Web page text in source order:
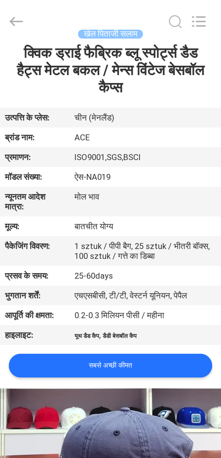
हमारे
बारे
में
कारखाना
भ्रमण
गुणवत्ता
नियंत्रण
संपर्क
करें
समाचार
मामलों
साइटमैप
PRIVACY
Manufacturing
खेल पिताजी सलाम
क्विक ड्राई फैब्रिक ब्लू स्पोर्ट्स डैड
हैट्स मेटल बकल / मेन्स विंटेज बेसबॉल
कैप्स
उत्पत्ति के प्लेस:
चीन (मेनलैंड)
ब्रांड नाम:
ACE
प्रमाणन:
ISO9001,SGS,BSCI
मॉडल संख्या:
ऐस-NA019
न्यूनतम आदेश
मात्रा:
मोल भाव
मूल्य:
बातचीत योग्य
पैकेजिंग विवरण:
1 sztuk / पीपी बैग, 25 sztuk / भीतरी बॉक्स,
100 sztuk / गत्ते का डिब्बा
प्रसव के समय:
25-60days
भुगतान शर्तें:
एचएसबीसी, टी/टी, वेस्टर्न यूनियन, पेपैल
आपूर्ति की क्षमता:
0.2-0.3 मिलियन पीसी / महीना
हाइलाइट:
यूथ डैड कैप,डैडी बेसबॉल कैप
सबसे अच्छी कीमत